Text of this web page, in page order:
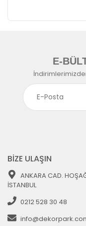
E-
BİZE ULAŞIN
ANKARA CAD.
İSTANBUL
0212 528 30 48